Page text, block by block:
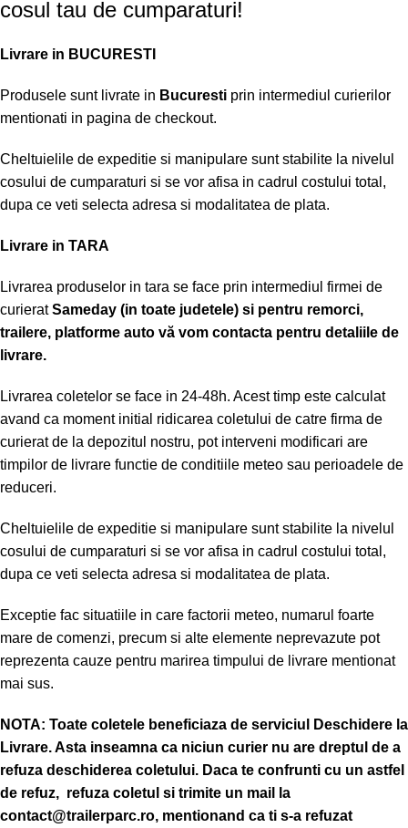
cosul tau de cumparaturi!
Livrare in BUCURESTI
Produsele sunt livrate in Bucuresti prin intermediul curierilor
mentionati in pagina de checkout.
Cheltuielile de expeditie si manipulare sunt stabilite la nivelul
cosului de cumparaturi si se vor afisa in cadrul costului total,
dupa ce veti selecta adresa si modalitatea de plata.
Livrare in TARA
Livrarea produselor in tara se face prin intermediul firmei de
curieratSameday (in toate judetele) si pentru remorci,
trailere, platforme auto vă vom contacta pentru detaliile de
livrare.
Livrarea coletelor se face in 24-48h. Acest timp este calculat
avand ca moment initial ridicarea coletului de catre firma de
curierat de la depozitul nostru, pot interveni modificari are
timpilor de livrare functie de conditiile meteo sau perioadele de
reduceri.
Cheltuielile de expeditie si manipulare sunt stabilite la nivelul
cosului de cumparaturi si se vor afisa in cadrul costului total,
dupa ce veti selecta adresa si modalitatea de plata.
Exceptie fac situatiile in care factorii meteo, numarul foarte
mare de comenzi, precum si alte elemente neprevazute pot
reprezenta cauze pentru marirea timpului de livrare mentionat
mai sus.
NOTA: Toate coletele beneficiaza de serviciul Deschidere la
Livrare. Asta inseamna ca niciun curier nu are dreptul de a
refuza deschiderea coletului. Daca te confrunti cu un astfel
de refuz, refuza coletul si trimite un mail la
contact@trailerparc.ro, mentionand ca ti s-a refuzat